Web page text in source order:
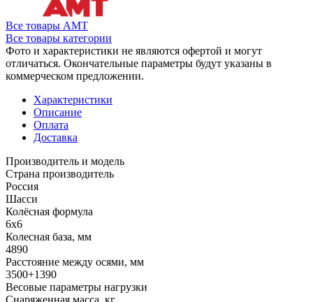
Все товары АМТ
Все товары категории
Фото и характеристики не являются офертой и могут
отличаться. Окончательные параметры будут указаны в
коммерческом предложении.
Характеристики
Описание
Оплата
Доставка
Производитель и модель
Страна производитель
Россия
Шасси
Колёсная формула
6x6
Колесная база, мм
4890
Расстояние между осями, мм
3500+1390
Весовые параметры нагрузки
Снаряженная масса, кг